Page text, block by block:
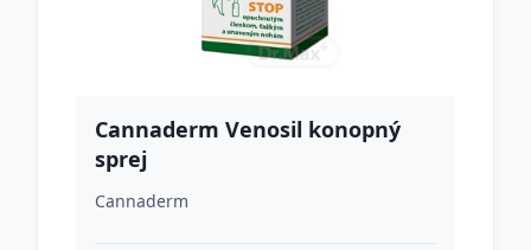
Cannaderm Venosil konopný
sprej
Cannaderm